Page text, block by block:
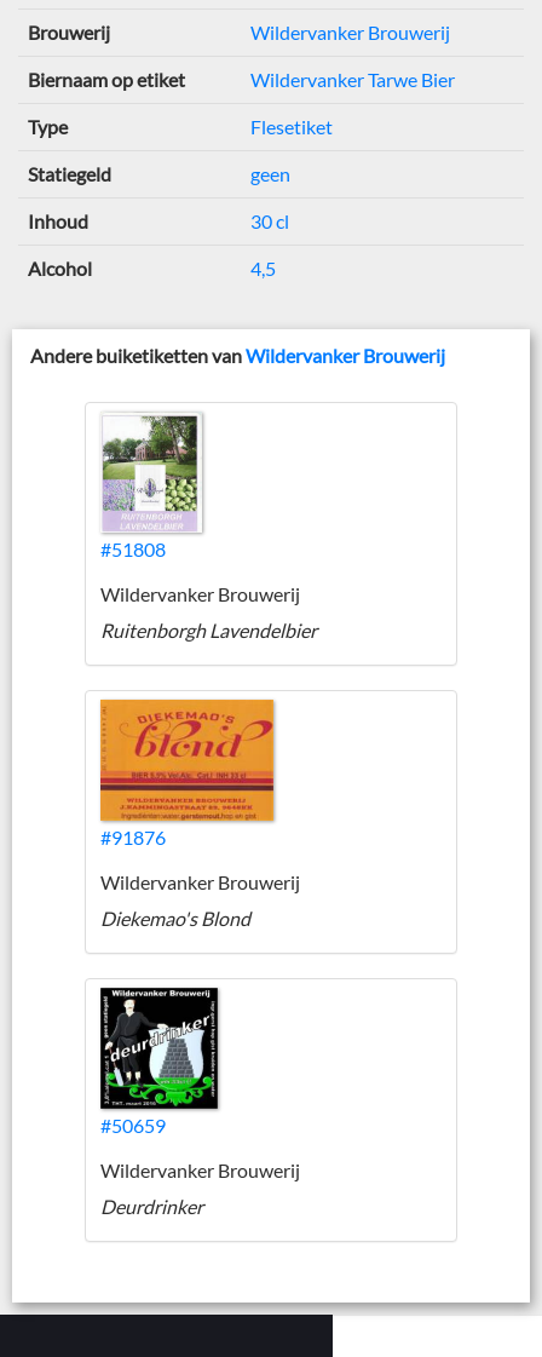
Brouwerij Wildervanker Brouwerij
Biernaam op etiket Wildervanker Tarwe Bier
Type Flesetiket
Statiegeld geen
Inhoud 30 cl
Alcohol 4,5
Andere buiketiketten vanWildervanker Brouwerij
#51808
Wildervanker Brouwerij
Ruitenborgh Lavendelbier
#91876
Wildervanker Brouwerij
Diekemao's Blond
#50659
Wildervanker Brouwerij
Deurdrinker